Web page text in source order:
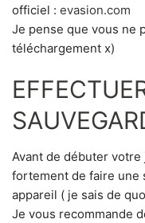
officiel : evasion.com
Je pense que vous ne
téléchargement x)
Avant de débuter
fortement de faire une
appareil ( je sais de
Je vous recommande